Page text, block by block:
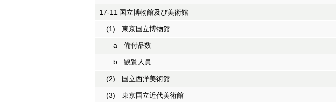
17-11 国立博物館及び美術館
(1) 東京国立博物館
a 備付品数
b 観覧人員
(2) 国立西洋美術館
(3) 東京国立近代美術館